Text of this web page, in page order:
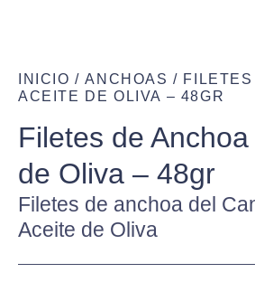
INICIO /ANCHOAS / FILETES
ACEITE DE OLIVA – 48GR
Filetes de
de Oliva – 48gr
Filetes de anchoa del
Aceite de Oliva